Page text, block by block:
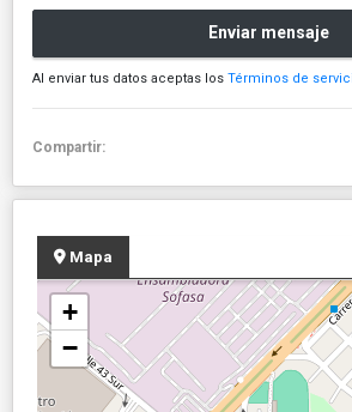
Enviar mensaje
Al enviar tus datos aceptas los Términos de
Compartir:
Mapa
+
−